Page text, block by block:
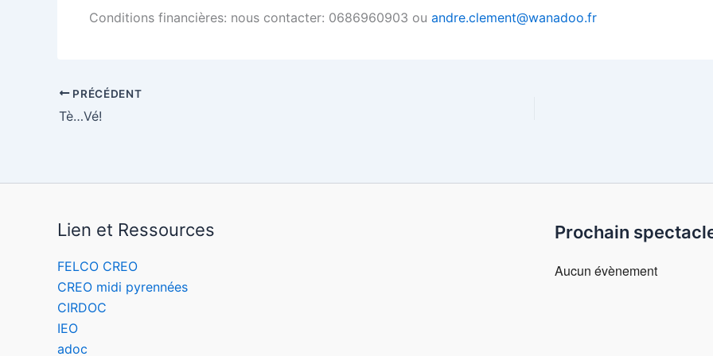
Conditions financières: nous contacter: 0686960903 ou andre.clement@wanadoo.fr
PRÉCÉDENT
Tè…Vé!
Lien et Ressources
FELCO CREO
CREO midi pyrennées
CIRDOC
IEO
adoc
Prochain
Aucun évènement